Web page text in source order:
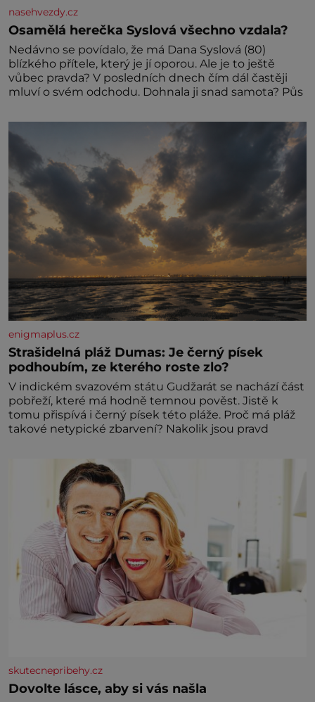
nasehvezdy.cz
Osamělá herečka Syslová všechno vzdala?
Nedávno se povídalo, že má Dana Syslová (80)
blízkého přítele, který je jí oporou. Ale je to ještě
vůbec pravda? V posledních dnech čím dál častěji
mluví o svém odchodu. Dohnala ji snad samota? Půs
enigmaplus.cz
Strašidelná pláž Dumas: Je černý písek
podhoubím, ze kterého roste zlo?
V indickém svazovém státu Gudžarát se nachází část
pobřeží, které má hodně temnou pověst. Jistě k
tomu přispívá i černý písek této pláže. Proč má pláž
takové netypické zbarvení? Nakolik jsou pravd
skutecnepribehy.cz
Dovolte lásce, aby si vás našla